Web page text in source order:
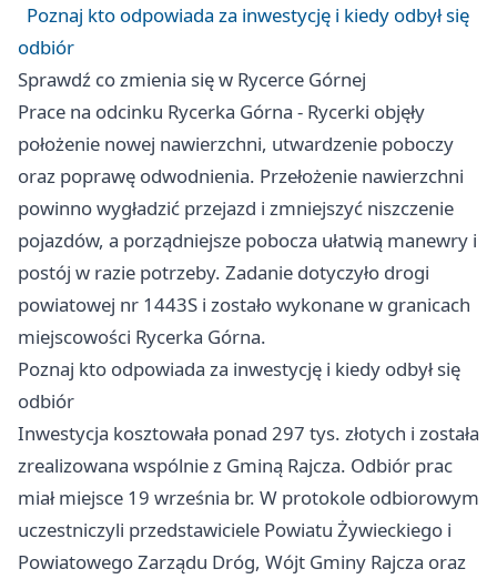
Poznaj kto odpowiada za inwestycję i kiedy odbył się
odbiór
Sprawdź co zmienia się w Rycerce Górnej
Prace na odcinku Rycerka Górna - Rycerki objęły
położenie nowej nawierzchni, utwardzenie poboczy
oraz poprawę odwodnienia. Przełożenie nawierzchni
powinno wygładzić przejazd i zmniejszyć niszczenie
pojazdów, a porządniejsze pobocza ułatwią manewry i
postój w razie potrzeby. Zadanie dotyczyło drogi
powiatowej nr 1443S i zostało wykonane w granicach
miejscowości Rycerka Górna.
Poznaj kto odpowiada za inwestycję i kiedy odbył się
odbiór
Inwestycja kosztowała ponad 297 tys. złotych i została
zrealizowana wspólnie z Gminą Rajcza. Odbiór prac
miał miejsce 19 września br. W protokole odbiorowym
uczestniczyli przedstawiciele Powiatu Żywieckiego i
Powiatowego Zarządu Dróg, Wójt Gminy Rajcza oraz